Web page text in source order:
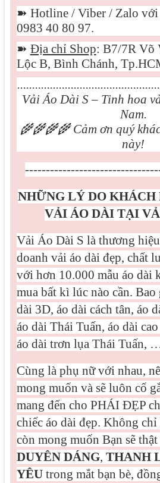
➽ Hotline / Viber / Zalo
0983 40 80 97.
➽ Địa chỉ Shop: B7/7R Võ
Lộc B, Bình Chánh,
Vải Áo Dài S – Tinh hoa
Nam.
🌾🌾🌾🌾Cảm ơn quý
này!
NHỮNG LÝ DO
VẢI ÁO DÀI TẠI
Vải Áo Dài S là thương
doanh vải áo dài đẹp, chất
với hơn 10.000 mẫu áo dài
mua bất kì lúc nào cần. Bao
dài 3D, áo dài cách tân, áo
áo dài Thái Tuấn, áo dài
áo dài trơn lụa Thái Tuấn,
Cùng là phụ nữ với nhau,
mong muốn và sẽ luôn cố
mang đến cho PHÁI ĐẸP
chiếc áo dài đẹp. Không
còn mong muốn Bạn sẽ thật
DUYÊN DÁNG, THANH
YÊUtrong mắt bạn bè,